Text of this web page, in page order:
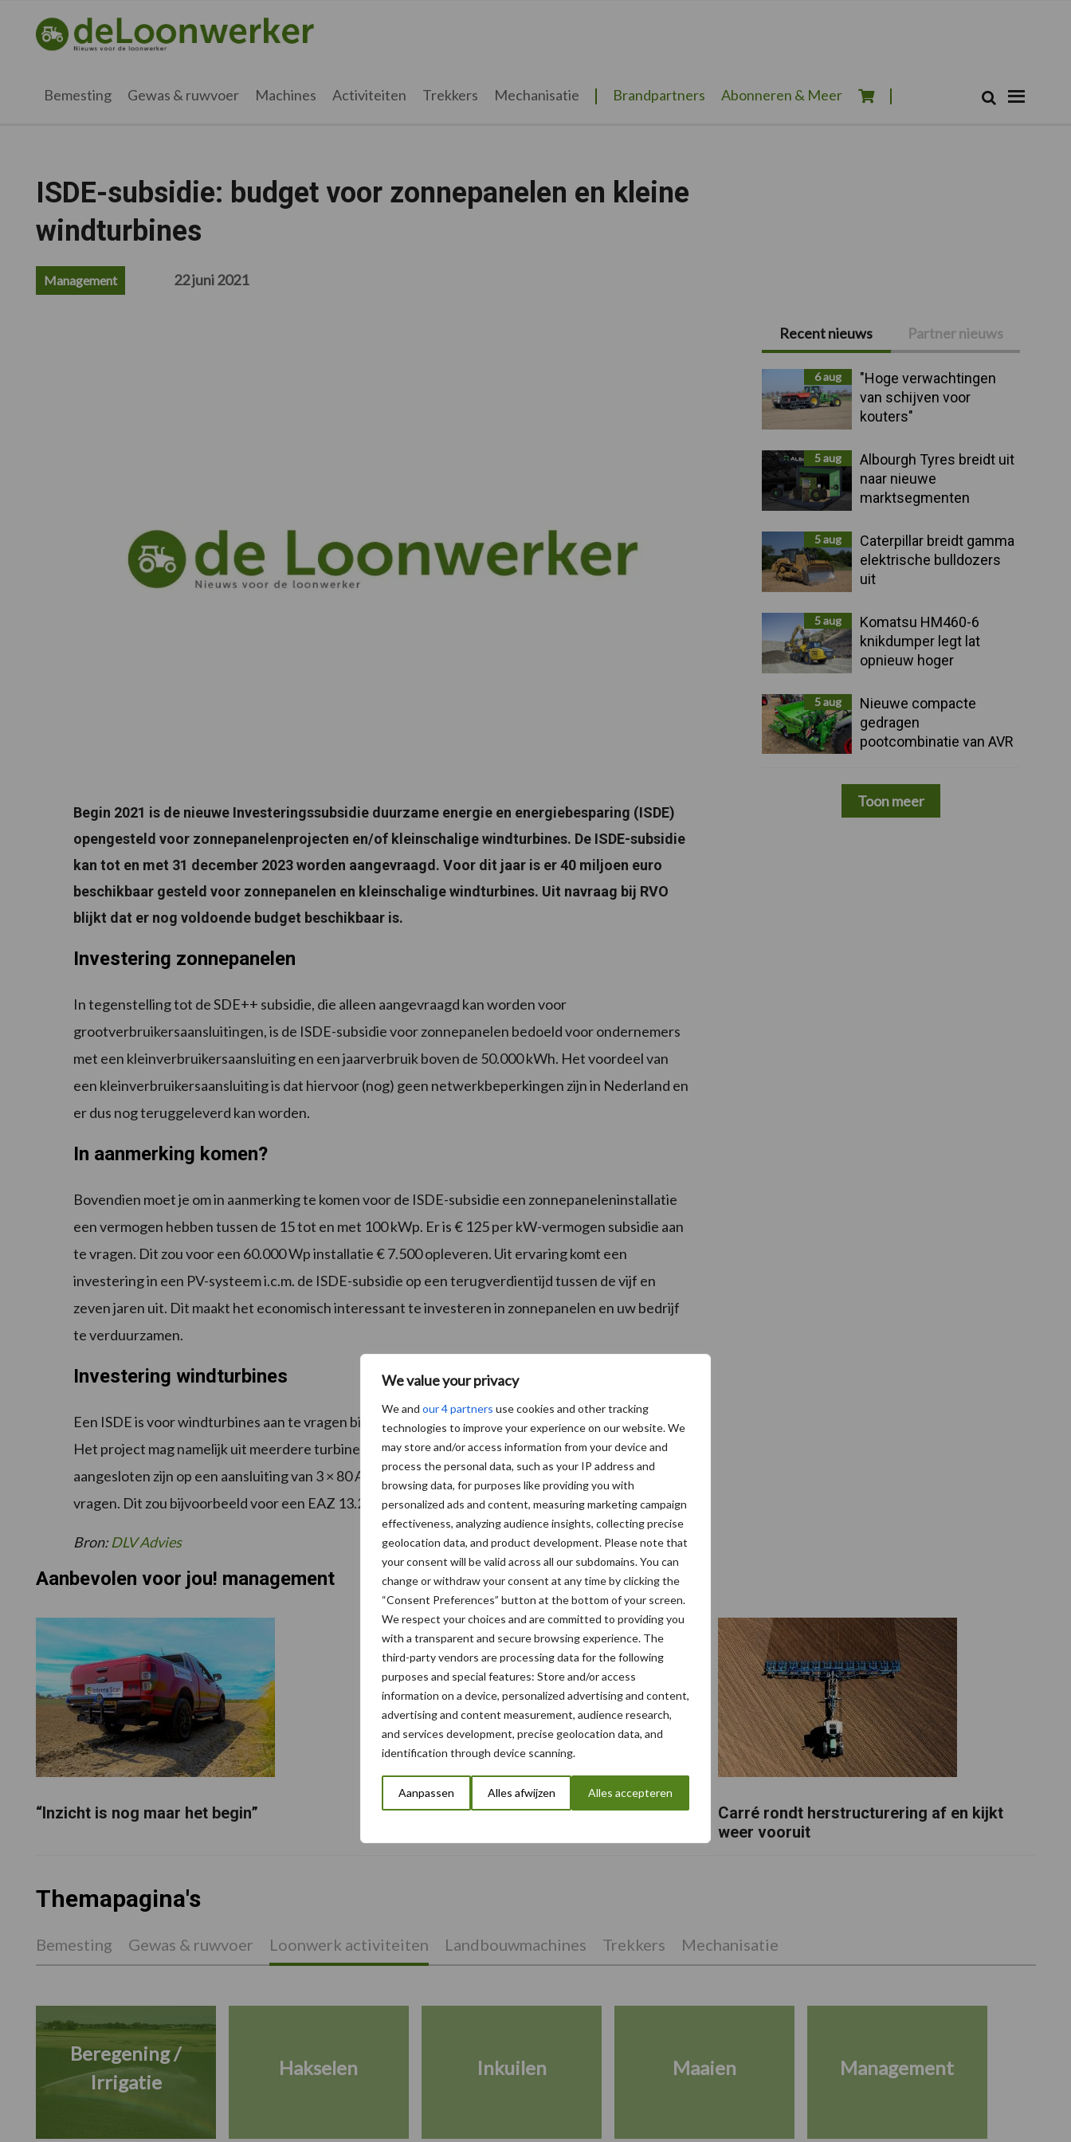
We value your privacy
We and our 4 partners use cookies and other tracking
technologies to improve your experience on our website. We
may store and/or access information from your device and
process the personal data, such as your IP address and
browsing data, for purposes like providing you with
personalized ads and content, measuring marketing campaign
effectiveness, analyzing audience insights, collecting precise
geolocation data, and product development. Please note that
your consent will be valid across all our subdomains. You can
change or withdraw your consent at any time by clicking the
“Consent Preferences” button at the bottom of your screen.
We respect your choices and are committed to providing you
with a transparent and secure browsing experience. The
third-party vendors are processing data for the following
purposes and special features: Store and/or access
information on a device, personalized advertising and content,
advertising and content measurement, audience research,
and services development, precise geolocation data, and
identification through device scanning.
Aanpassen Alles afwijzen Alles accepteren
hoofdnavigatie
hoofd
eerste
voettekst
deloonwerker.nl
Bemesting Gewas & ruwvoer Machines Activiteiten Trekkers Mechanisatie Brandpartners Abonneren & Meer Zoek
ISDE-subsidie: budget voor zonnepanelen en kleine
windturbines
Management 22 juni 2021
Begin 2021 is de nieuwe Investeringssubsidie duurzame energie en energiebesparing (ISDE)
opengesteld voor zonnepanelenprojecten en/of kleinschalige windturbines. De ISDE-subsidie
kan tot en met 31 december 2023 worden aangevraagd. Voor dit jaar is er 40 miljoen euro
beschikbaar gesteld voor zonnepanelen en kleinschalige windturbines. Uit navraag bij RVO
blijkt dat er nog voldoende budget beschikbaar is.
Investering zonnepanelen
In tegenstelling tot de SDE++ subsidie, die alleen aangevraagd kan worden voor
grootverbruikersaansluitingen, is de ISDE-subsidie voor zonnepanelen bedoeld voor ondernemers
met een kleinverbruikersaansluiting en een jaarverbruik boven de 50.000 kWh. Het voordeel van
een kleinverbruikersaansluiting is dat hiervoor (nog) geen netwerkbeperkingen zijn in Nederland en
er dus nog teruggeleverd kan worden.
In aanmerking komen?
Bovendien moet je om in aanmerking te komen voor de ISDE-subsidie een zonnepaneleninstallatie
een vermogen hebben tussen de 15 tot en met 100 kWp. Er is € 125 per kW-vermogen subsidie aan
te vragen. Dit zou voor een 60.000 Wp installatie € 7.500 opleveren. Uit ervaring komt een
investering in een PV-systeem i.c.m. de ISDE-subsidie op een terugverdientijd tussen de vijf en
zeven jaren uit. Dit maakt het economisch interessant te investeren in zonnepanelen en uw bedrijf
te verduurzamen.
Investering windturbines
Een ISDE is voor windturbines aan te vragen bij een rotoroppervlakte tussen de 50 m en 500 m
.
Het project mag namelijk uit meerdere turbines bestaan. Daarnaast moeten de turbines
aangesloten zijn op een aansluiting van 3 × 80 A of kleiner. Er is € 66 per m2rotoroppervlakte aan te
vragen. Dit zou bijvoorbeeld voor een EAZ 13.2.-turbine uitkomen op bijna € 9.000.
Bron:DLV Advies
Primaire
Sidebar
Recent nieuws Partner nieuws
6 aug
"Hoge verwachtingen
van schijven voor
kouters"
5 aug
Albourgh Tyres breidt uit
naar nieuwe
marktsegmenten
5 aug
Caterpillar breidt gamma
elektrische bulldozers
uit
5 aug
Komatsu HM460-6
knikdumper legt lat
opnieuw hoger
5 aug
Nieuwe compacte
gedragen
pootcombinatie van AVR
Toon meer
Aanbevolen voor jou! management
“Inzicht is nog maar het begin” Stilstand voorkomen met slijtvaste lagen
Carré rondt herstructurering af en kijkt
weer vooruit
Themapagina's
Bemesting Gewas & ruwvoer Loonwerk activiteiten Landbouwmachines Trekkers Mechanisatie
Beregening /
Irrigatie
Hakselen Inkuilen Maaien Management